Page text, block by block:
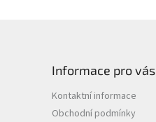
Informace pro vás
Kontaktní informace
Obchodní podmínky